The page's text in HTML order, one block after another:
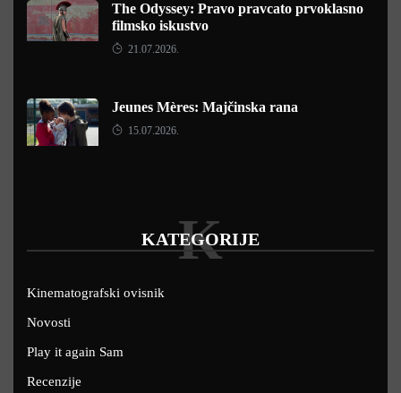
The Odyssey: Pravo pravcato prvoklasno
filmsko iskustvo
21.07.2026.
Jeunes Mères: Majčinska rana
15.07.2026.
KATEGORIJE
K
Kinematografski ovisnik
Novosti
Play it again Sam
Recenzije